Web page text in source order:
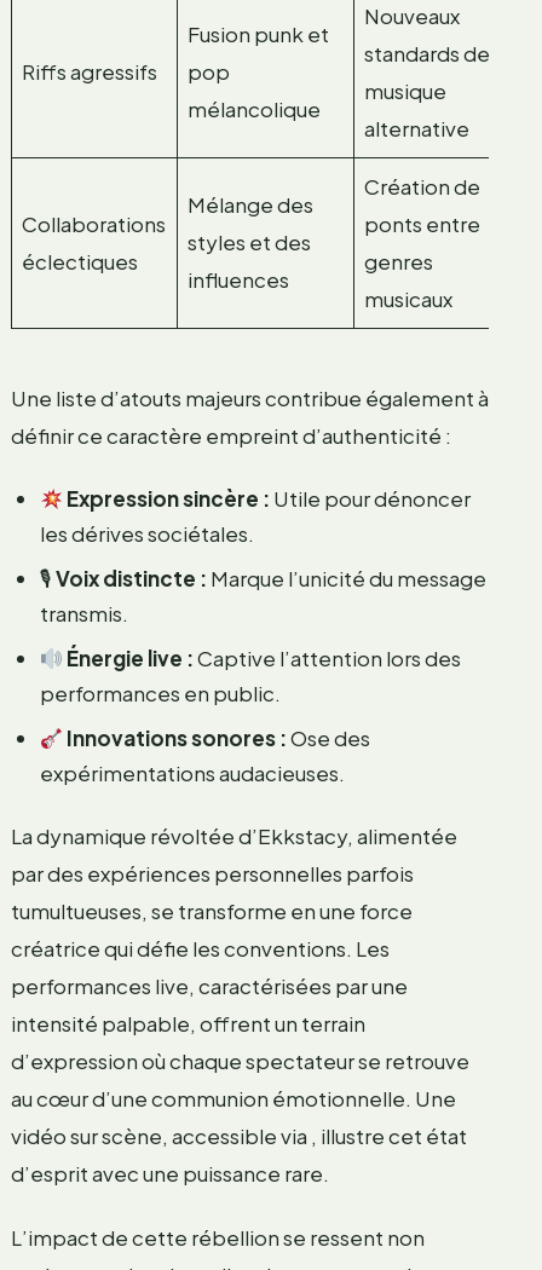
Riffs agressifs
Fusion punk et
pop
mélancolique
Nouveaux
standards de la
musique
alternative
Collaborations
éclectiques
Mélange des
styles et des
influences
Création de
ponts entre
genres
musicaux
Une liste d’atouts majeurs contribue également à
définir ce caractère empreint d’authenticité :
Expression sincère : Utile pour dénoncer
les dérives sociétales.
🎙Voix distincte : Marque l’unicité du message
transmis.
Énergie live :Captive l’attention lors des
performances en public.
Innovations sonores :Ose des
expérimentations audacieuses.
La dynamique révoltée d’Ekkstacy, alimentée
par des expériences personnelles parfois
tumultueuses, se transforme en une force
créatrice qui défie les conventions. Les
performances live, caractérisées par une
intensité palpable, offrent un terrain
d’expression où chaque spectateur se retrouve
au cœur d’une communion émotionnelle. Une
vidéo sur scène, accessible via , illustre cet état
d’esprit avec une puissance rare.
L’impact de cette rébellion se ressent non